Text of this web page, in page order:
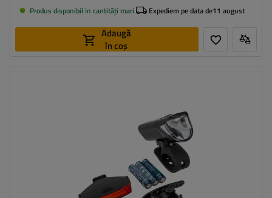
Produs disponibil in cantități mari Expediem pe data de11 august
Adaugă
în coș